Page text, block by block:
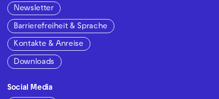
Newsletter
Barrierefreiheit & Sprache
Kontakte & Anreise
Downloads
Social Media